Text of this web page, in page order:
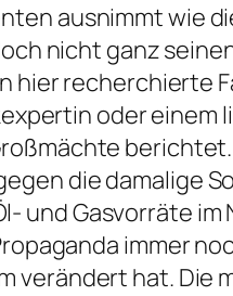
ausnimmt wie
nicht ganz
hier recherchierte
oder einem
die damalige
und Gasvorräte im
immer
verändert hat. Die